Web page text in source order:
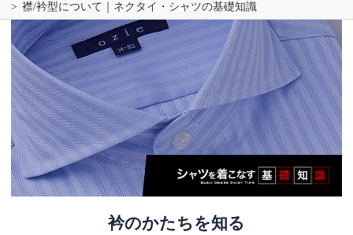
襟/衿型について｜ネクタイ・シャツの基礎知識
衿のかたちを知る